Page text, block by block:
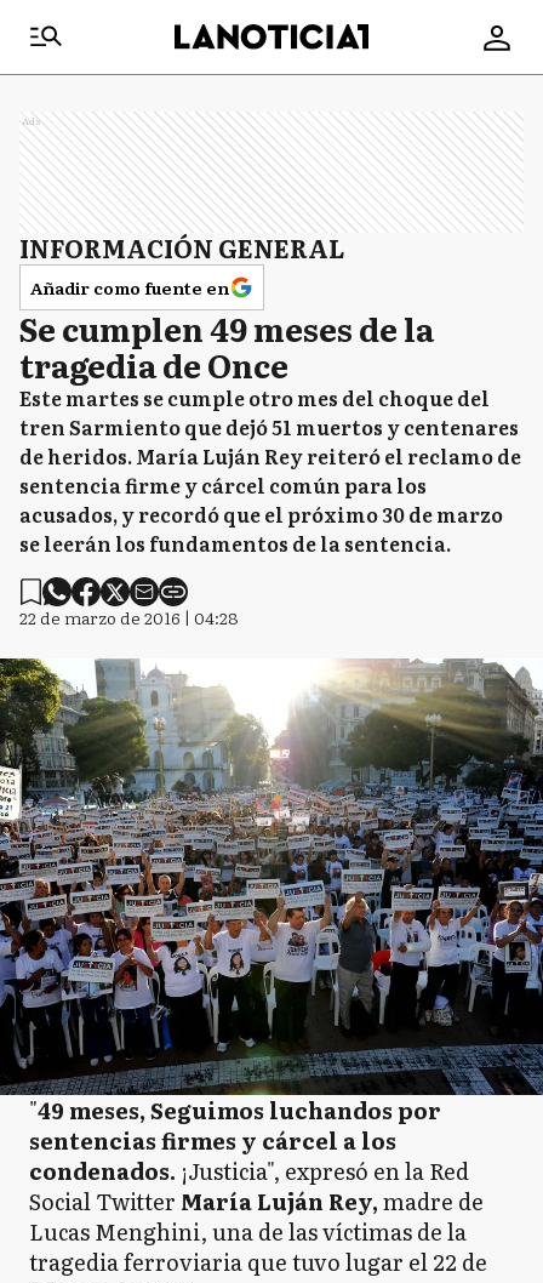
Ads
INFORMACIÓN GENERAL
Añadir como fuente en
Se cumplen 49 meses de la
tragedia de Once
Este martes se cumple otro mes del choque del
tren Sarmiento que dejó 51 muertos y centenares
de heridos. María Luján Rey reiteró el reclamo de
sentencia firme y cárcel común para los
acusados, y recordó que el próximo 30 de marzo
se leerán los fundamentos de la sentencia.
22 de marzo de 2016 | 04:28
"49 meses, Seguimos luchandos por
sentencias firmes y cárcel a los
condenados. ¡Justicia", expresó en la Red
Social Twitter María Luján Rey,madre de
Lucas Menghini, una de las víctimas de la
tragedia ferroviaria que tuvo lugar el 22 de